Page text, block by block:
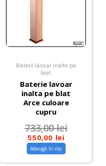
Baterii lavoar inalte pe
blat
Baterie lavoar
inalta pe blat
Arce culoare
cupru
733,00lei
550,00 lei
Adaugă în coș